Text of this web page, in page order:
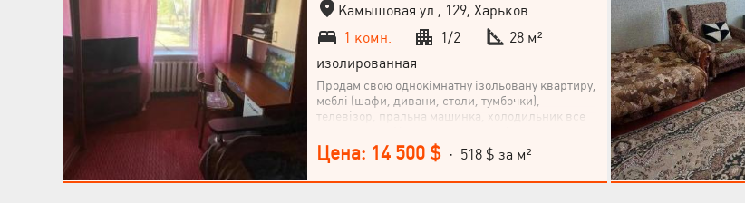
Камышовая ул., 129, Харьков
1 комн.
1/2
28 м²
изолированная
Продам свою однокімнатну ізольовану квартиру,
меблі (шафи, дивани, столи, тумбочки),
телевізор, пральна машинка, холодильник все
двоповерхового будинку. У зеленому районі
міста - Жихорь 2. Газова колонка, лічильники на
Цена: 14 500 $ · 518 $ за м²